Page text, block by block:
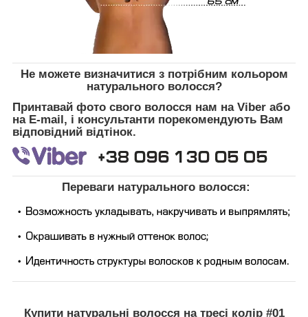
Не можете визначитися з потрібним кольором
натурального волосся?
Принтавай фото свого волосся нам на Viber або
на E-mail, і консультанти порекомендують Вам
відповідний відтінок.
Переваги натурального волосся:
Купити натуральні волосся на тресі колір #01